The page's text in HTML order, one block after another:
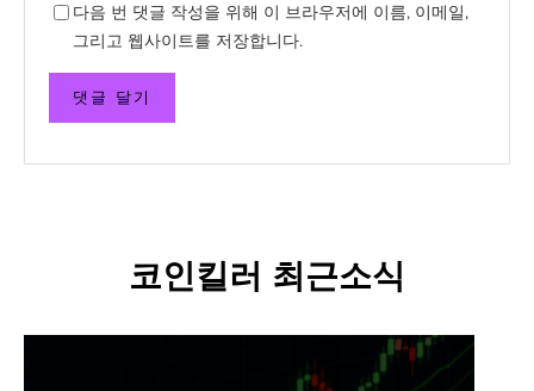
다음 번 댓글 작성을 위해 이 브라우저에 이름, 이메일,
그리고 웹사이트를 저장합니다.
코인킬러 최근소식